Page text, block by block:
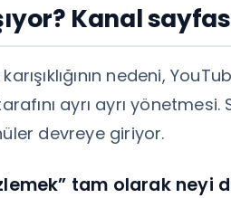
Kanal
nedeni,
ayrı ayrı
devreye giriyor.
tam olarak neyi